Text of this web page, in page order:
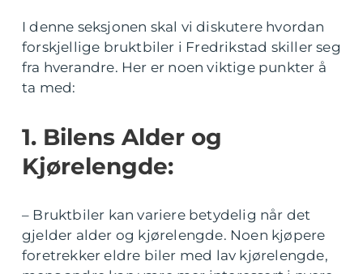
I denne seksjonen skal vi diskutere hvordan
forskjellige bruktbiler i Fredrikstad skiller seg
fra hverandre. Her er noen viktige punkter å
ta med:
1. Bilens Alder og
Kjørelengde:
– Bruktbiler kan variere betydelig når det
gjelder alder og kjørelengde. Noen kjøpere
foretrekker eldre biler med lav kjørelengde,